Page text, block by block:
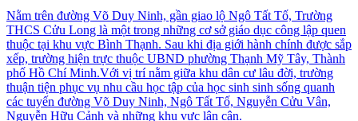
Nằm trên đường Võ Duy Ninh, gần giao lộ Ngô Tất Tố, Trường
THCS Cửu Long là một trong những cơ sở giáo dục công lập quen
thuộc tại khu vực Bình Thạnh. Sau khi địa giới hành chính được sắp
xếp, trường hiện trực thuộc UBND phường Thạnh Mỹ Tây, Thành
phố Hồ Chí Minh.Với vị trí nằm giữa khu dân cư lâu đời, trường
thuận tiện phục vụ nhu cầu học tập của học sinh sinh sống quanh
các tuyến đường Võ Duy Ninh, Ngô Tất Tố, Nguyễn Cửu Vân,
Nguyễn Hữu Cảnh và những khu vực lân cận.